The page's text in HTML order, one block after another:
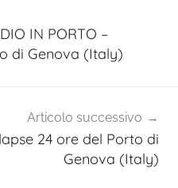
IN PORTO –
di Genova (Italy)
Articolo successivo
24 ore del Porto di
Genova (Italy)